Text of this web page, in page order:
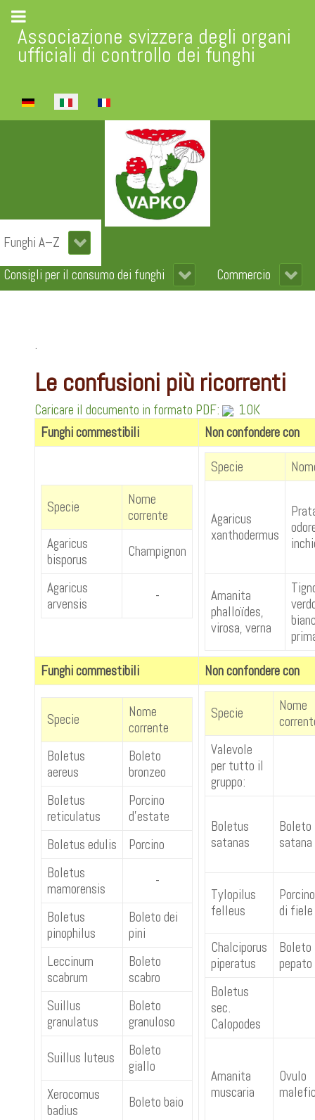
Associazione svizzera degli organi
ufficiali di controllo dei funghi
Seleziona la tua lingua
Funghi A–Z
Consigli per il consumo dei funghi
Commercio
.
Le confusioni più ricorrenti
Caricare il documento in formato PDF:
10K
Funghi commestibili
Non confondere con
Specie
Nome
corrente
Agaricus
bisporus
Champignon
Agaricus
arvensis
-
Specie
Agaricus
xanthodermus
Amanita
phalloïdes,
virosa, verna
Funghi commestibili
Non confondere con
Specie
Nome
corrente
Boletus
aereus
Boleto
bronzeo
Boletus
reticulatus
Porcino
d'estate
Boletus edulis
Porcino
Boletus
mamorensis
-
Boletus
pinophilus
Boleto dei
pini
Leccinum
scabrum
Boleto
scabro
Suillus
granulatus
Boleto
granuloso
Suillus luteus
Boleto
giallo
Xerocomus
badius
Boleto baio
Specie
Nome
Valevole
per tutto il
gruppo:
Boletus
satanas
Boleto
satana
Tylopilus
felleus
Porcino
di fiele
Chalciporus
piperatus
Boleto
pepato
Boletus
sec.
Calopodes
Amanita
muscaria
Ovulo